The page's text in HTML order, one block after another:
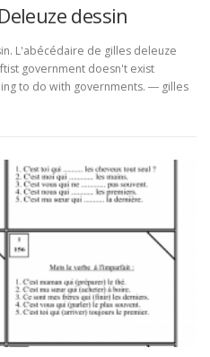
dessin
L'abécédaire de gilles deleuze
government doesn't exist
to do with governments. ― gilles